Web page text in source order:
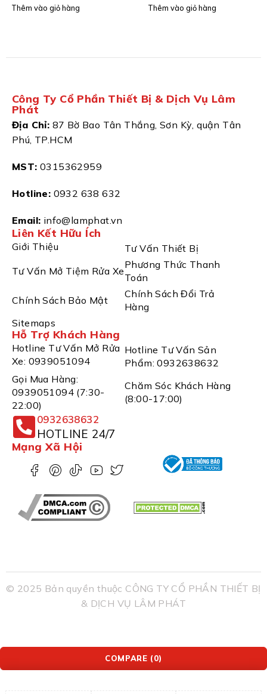
Thêm vào giỏ hàng Thêm vào giỏ hàng
Công Ty Cổ Phần Thiết Bị & Dịch Vụ Lâm
Phát
Địa Chỉ: 87 Bờ Bao Tân Thắng, Sơn Kỳ, quận Tân
Phú, TP.HCM
MST: 0315362959
Hotline: 0932 638 632
Email: info@lamphat.vn
Liên Kết Hữu Ích
Giới Thiệu
Tư Vấn Thiết Bị
Tư Vấn Mở Tiệm Rửa Xe
Phương Thức Thanh
Toán
Chính Sách Bảo Mật
Chính Sách Đổi Trả
Hàng
Sitemaps
Hỗ Trợ Khách Hàng
Hotline Tư Vấn Mở Rửa
Xe: 0939051094
Hotline Tư Vấn Sản
Phẩm: 0932638632
Gọi Mua Hàng:
0939051094 (7:30-
22:00)
Chăm Sóc Khách Hàng
(8:00-17:00)
0932638632
HOTLINE 24/7
Mạng Xã Hội
© 2025 Bản quyền thuộc CÔNG TY CỔ PHẦN THIẾT BỊ
& DỊCH VỤ LÂM PHÁT
COMPARE (0)